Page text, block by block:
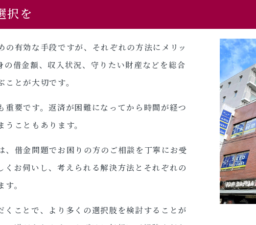
択を
有効な手段ですが、それぞれの方法にメリッ
の借金額、収入状況、守りたい財産などを総合
とが大切です。
重要です。返済が困難になってから時間が経つ
こともあります。
、借金問題でお困りの方のご相談を丁寧にお受
くお伺いし、考えられる解決方法とそれぞれの
。
ことで、より多くの選択肢を検討することが